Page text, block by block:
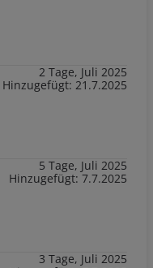
2 Tage, Juli 2025
Hinzugefügt: 21.7.2025
5 Tage, Juli 2025
Hinzugefügt: 7.7.2025
3 Tage, Juli 2025